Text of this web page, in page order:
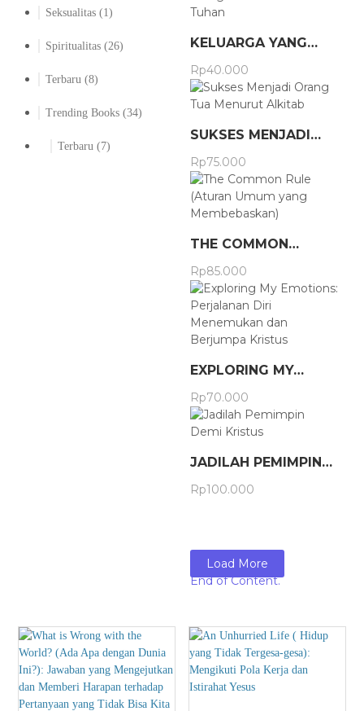
Seksualitas (1)
Spiritualitas (26)
Terbaru (8)
Trending Books (34)
Terbaru (7)
KELUARGA YANG…
Rp40.000
SUKSES MENJADI…
Rp75.000
THE COMMON…
Rp85.000
EXPLORING MY…
Rp70.000
JADILAH PEMIMPIN…
Rp100.000
Load More
End of Content.